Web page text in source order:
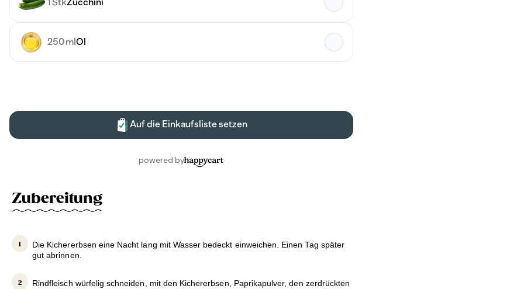
Zubereitung
Die Kichererbsen eine Nacht lang mit Wasser bedeckt einweichen. Einen Tag später
gut abrinnen.
Rindfleisch würfelig schneiden, mit den Kichererbsen, Paprikapulver, den zerdrückten